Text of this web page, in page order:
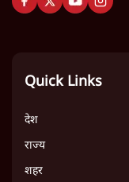
Quick Links
देश
राज्य
शहर